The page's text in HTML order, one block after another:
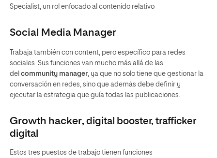
Specialist, un rol enfocado al contenido relativo
Social Media Manager
Trabaja también con content, pero específico para redes
sociales. Sus funciones van mucho más allá de las
del community manager, ya que no solo tiene que gestionar la
conversación en redes, sino que además debe definir y
ejecutar la estrategia que guía todas las publicaciones.
Growth hacker, digital booster, trafficker
digital
Estos tres puestos de trabajo tienen funciones